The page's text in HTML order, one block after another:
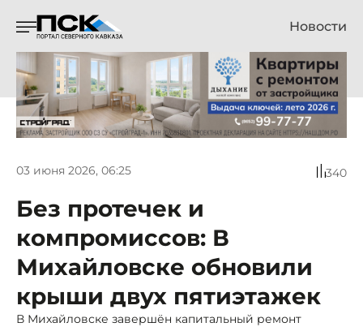
Новости
03 июня 2026, 06:25 340
Без протечек и
компромиссов: В
Михайловске обновили
крыши двух пятиэтажек
В Михайловске завершён капитальный ремонт